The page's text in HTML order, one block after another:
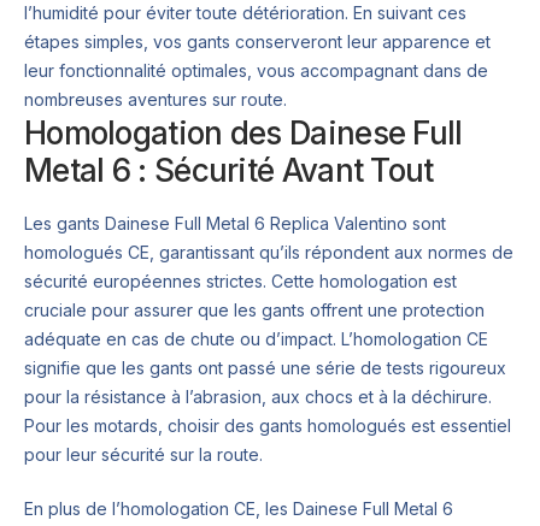
l’humidité pour éviter toute détérioration. En suivant ces
étapes simples, vos gants conserveront leur apparence et
leur fonctionnalité optimales, vous accompagnant dans de
nombreuses aventures sur route.
Homologation des Dainese Full
Metal 6 : Sécurité Avant Tout
Les gants Dainese Full Metal 6 Replica Valentino sont
homologués CE, garantissant qu’ils répondent aux normes de
sécurité européennes strictes. Cette homologation est
cruciale pour assurer que les gants offrent une protection
adéquate en cas de chute ou d’impact. L’homologation CE
signifie que les gants ont passé une série de tests rigoureux
pour la résistance à l’abrasion, aux chocs et à la déchirure.
Pour les motards, choisir des gants homologués est essentiel
pour leur sécurité sur la route.
En plus de l’homologation CE, les Dainese Full Metal 6